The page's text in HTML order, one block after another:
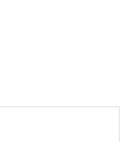
na kolejne